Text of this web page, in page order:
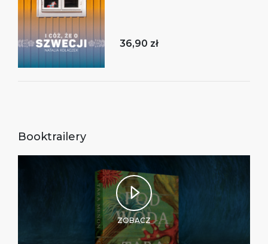
36,90 zł
Booktrailery
ZOBACZ